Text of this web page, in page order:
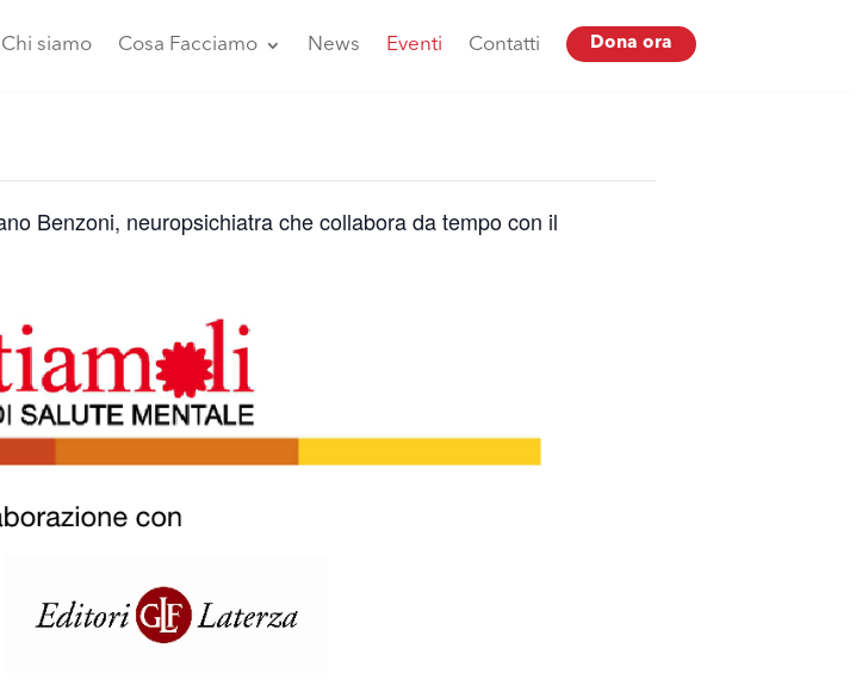
Chi siamo Cosa Facciamo News Eventi Contatti Dona ora
Benzoni, neuropsichiatra che collabora da tempo con il